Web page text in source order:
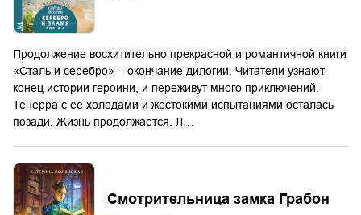
Продолжение восхитительно прекрасной и романтичной книги
«Сталь и серебро» – окончание дилогии. Читатели узнают
конец истории героини, и переживут много приключений.
Тенерра с ее холодами и жестокими испытаниями осталась
позади. Жизнь продолжается. Л…
Смотрительница замка Грабон